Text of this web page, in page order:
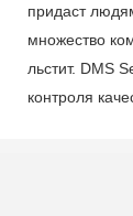
придаст
множество
льстит. DMS
контроля